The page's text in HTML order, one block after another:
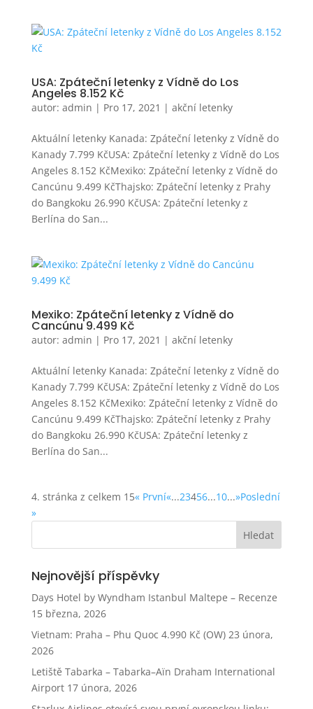
USA: Zpáteční letenky z Vídně do Los
Angeles 8.152 Kč
autor: admin | Pro 17, 2021 | akční letenky
Aktuální letenky Kanada: Zpáteční letenky z Vídně do
Kanady 7.799 KčUSA: Zpáteční letenky z Vídně do Los
Angeles 8.152 KčMexiko: Zpáteční letenky z Vídně do
Cancúnu 9.499 KčThajsko: Zpáteční letenky z Prahy
do Bangkoku 26.990 KčUSA: Zpáteční letenky z
Berlína do San...
Mexiko: Zpáteční letenky z Vídně do
Cancúnu 9.499 Kč
autor: admin | Pro 17, 2021 | akční letenky
Aktuální letenky Kanada: Zpáteční letenky z Vídně do
Kanady 7.799 KčUSA: Zpáteční letenky z Vídně do Los
Angeles 8.152 KčMexiko: Zpáteční letenky z Vídně do
Cancúnu 9.499 KčThajsko: Zpáteční letenky z Prahy
do Bangkoku 26.990 KčUSA: Zpáteční letenky z
Berlína do San...
4. stránka z celkem 15« První«...23456...10...»Poslední
»
Nejnovější příspěvky
Days Hotel by Wyndham Istanbul Maltepe – Recenze
15 března, 2026
Vietnam: Praha – Phu Quoc 4.990 Kč (OW) 23 února,
2026
Letiště Tabarka – Tabarka–Aïn Draham International
Airport 17 února, 2026